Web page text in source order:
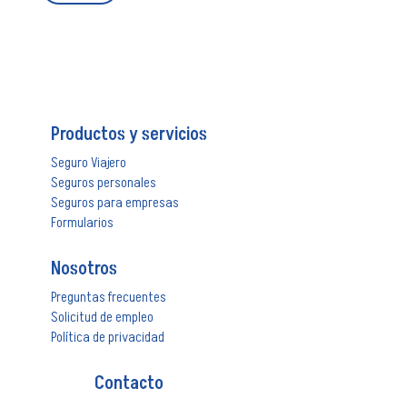
Productos y servicios
Seguro Viajero
Seguros personales
Seguros para empresas
Formularios
Nosotros
Preguntas frecuentes
Solicitud de empleo
Política de privacidad
Contacto